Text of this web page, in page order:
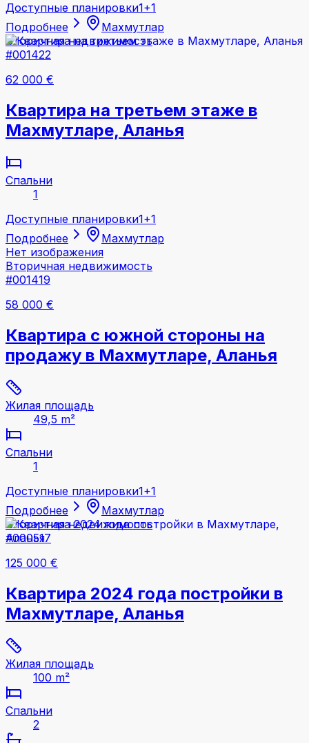
Доступные планировки1+1
Подробнее
Махмутлар
Вторичная недвижимость
#001422
62 000 €
Квартира на третьем этаже в
Махмутларе, Аланья
Спальни
1
Доступные планировки1+1
Подробнее
Махмутлар
Нет изображения
Вторичная недвижимость
#001419
58 000 €
Квартира с южной стороны на
продажу в Махмутларе, Аланья
Жилая площадь
49,5 m²
Спальни
1
Доступные планировки1+1
Подробнее
Махмутлар
Вторичная недвижимость
#000517
125 000 €
Квартира 2024 года постройки в
Махмутларе, Аланья
Жилая площадь
100 m²
Спальни
2